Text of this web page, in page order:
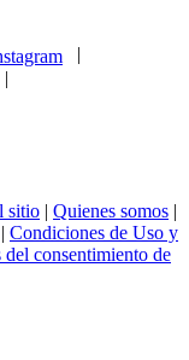
|
sitio | Quienes somos |
| Condiciones de Uso y
del consentimiento de